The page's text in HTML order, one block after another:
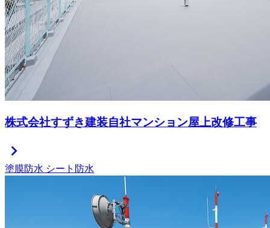
株式会社すずき建装自社マンション屋上改修工事
chevron_right
塗膜防水 シート防水